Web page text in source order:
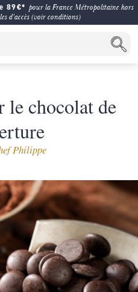
89€* pour la France Métropolitaine hors
d'accès (voir conditions)
le chocolat de
Philippe